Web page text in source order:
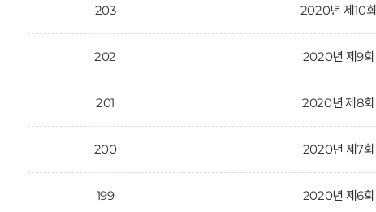
203 2020년 제10회
202 2020년 제9회
201 2020년 제8회
200 2020년 제7회
199 2020년 제6회